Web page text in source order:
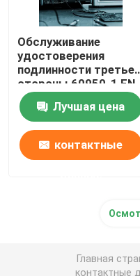
Обслуживание
удостоверения
подлинности
стороны 60950-1 EN
62133 IEC
лаборатории
стороны
лаборатории теста
литий-ионного
Лучшая цена
контактные
Главная
контактные